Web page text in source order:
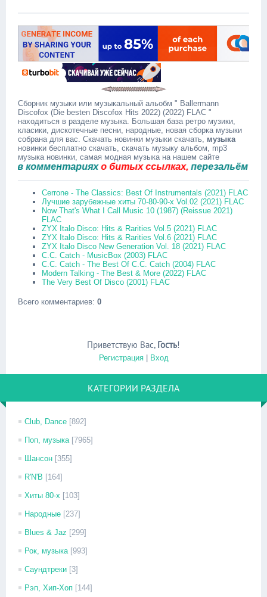
Сборник музыки или музыкальный альобм " Ballermann
Discofox (Die besten Discofox Hits 2022) (2022) FLAC "
находиться в разделе музыка. Большая база ретро музики,
класики, дискотечные песни, народные, новая сборка музыки
собрана для вас. Скачать новинки музыки скачать, музыка
новинки бесплатно скачать, скачать музыку альбом, mp3
музыка новинки, самая модная музыка на нашем сайте
о битых ссылках,перезальём быстро.
Cerrone - The Classics: Best Of Instrumentals (2021) FLAC
Лучшие зарубежные хиты 70-80-90-х Vol.02 (2021) FLAC
Now That's What I Call Music 10 (1987) (Reissue 2021)
FLAC
ZYX Italo Disco: Hits & Rarities Vol.5 (2021) FLAC
ZYX Italo Disco: Hits & Rarities Vol.6 (2021) FLAC
ZYX Italo Disco New Generation Vol. 18 (2021) FLAC
C.C. Catch - MusicBox (2003) FLAC
C.C. Catch - The Best Of C.C. Catch (2004) FLAC
Modern Talking - The Best & More (2022) FLAC
The Very Best Of Disco (2001) FLAC
Всего комментариев: 0
Приветствую Вас, Гость!
Регистрация| Вход
КАТЕГОРИИ РАЗДЕЛА
Club, Dance [892]
Поп, музыка [7965]
Шансон [355]
R'N'B [164]
Хиты 80-х [103]
Народные [237]
Blues & Jaz [299]
Рок, музыка [993]
Саундтреки [3]
Рэп, Хип-Хоп [144]